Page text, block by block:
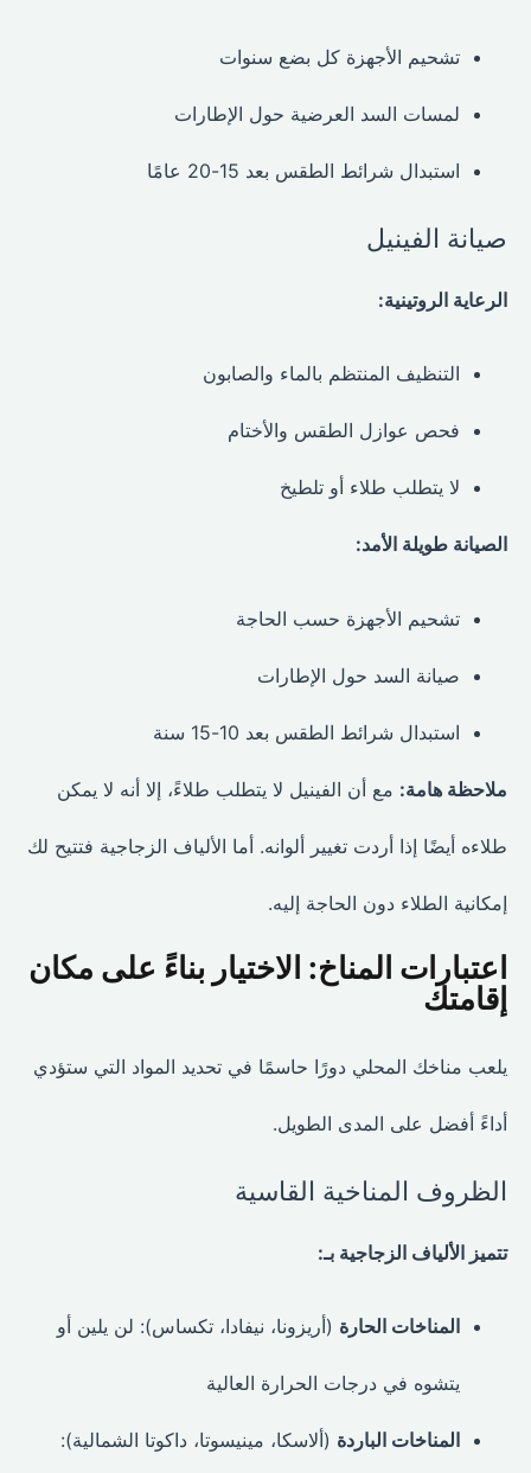
تشحيم الأجهزة كل بضع سنوات
لمسات السد العرضية حول الإطارات
استبدال شرائط الطقس بعد 15-20 عامًا
صيانة الفينيل
الرعاية الروتينية:
التنظيف المنتظم بالماء والصابون
فحص عوازل الطقس والأختام
لا يتطلب طلاء أو تلطيخ
الصيانة طويلة الأمد:
تشحيم الأجهزة حسب الحاجة
صيانة السد حول الإطارات
استبدال شرائط الطقس بعد 10-15 سنة
ملاحظة هامة:مع أن الفينيل لا يتطلب طلاءً، إلا أنه لا يمكن
طلاءه أيضًا إذا أردت تغيير ألوانه. أما الألياف الزجاجية فتتيح لك
إمكانية الطلاء دون الحاجة إليه.
اعتبارات المناخ: الاختيار بناءً على مكان
إقامتك
يلعب مناخك المحلي دورًا حاسمًا في تحديد المواد التي ستؤدي
أداءً أفضل على المدى الطويل.
الظروف المناخية القاسية
تتميز الألياف الزجاجية بـ:
المناخات الحارة(أريزونا، نيفادا، تكساس): لن يلين أو
يتشوه في درجات الحرارة العالية
المناخات الباردة(ألاسكا، مينيسوتا، داكوتا الشمالية):